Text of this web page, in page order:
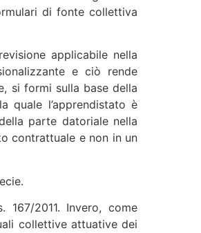
di fonte collettiva
applicabile nella
e ciò rende
si formi sulla base della
quale l’apprendistato è
parte datoriale nella
contrattuale e non in un
2011. Invero, come
collettive attuative dei